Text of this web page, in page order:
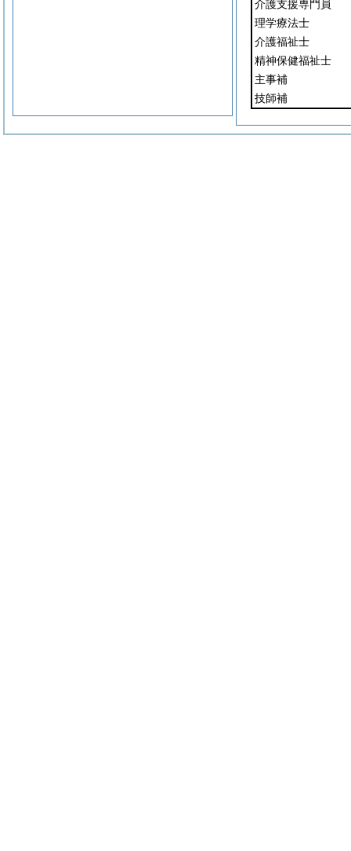
介護支援専門員
理学療法士
介護福祉士
精神保健福祉士
主事補
技師補